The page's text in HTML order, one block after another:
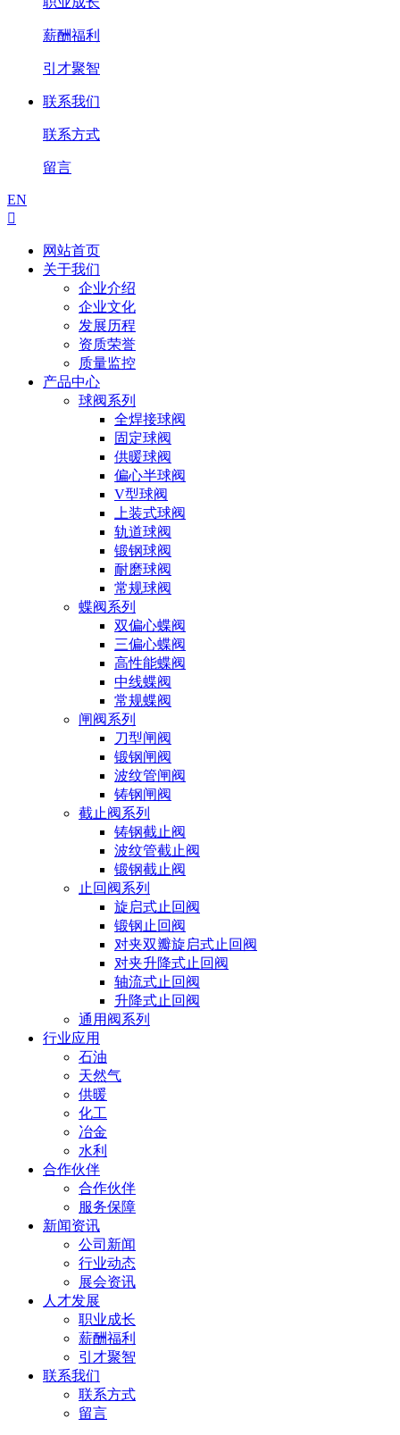
薪酬福利
引才聚智
联系我们
联系方式
留言
EN

网站首页
关于我们
企业介绍
企业文化
发展历程
资质荣誉
质量监控
产品中心
球阀系列
全焊接球阀
固定球阀
供暖球阀
偏心半球阀
V型球阀
上装式球阀
轨道球阀
锻钢球阀
耐磨球阀
常规球阀
蝶阀系列
双偏心蝶阀
三偏心蝶阀
高性能蝶阀
中线蝶阀
常规蝶阀
闸阀系列
刀型闸阀
锻钢闸阀
波纹管闸阀
铸钢闸阀
截止阀系列
铸钢截止阀
波纹管截止阀
锻钢截止阀
止回阀系列
旋启式止回阀
锻钢止回阀
对夹双瓣旋启式止回阀
对夹升降式止回阀
轴流式止回阀
升降式止回阀
通用阀系列
行业应用
石油
天然气
供暖
化工
冶金
水利
合作伙伴
合作伙伴
服务保障
新闻资讯
公司新闻
行业动态
展会资讯
人才发展
职业成长
薪酬福利
引才聚智
联系我们
联系方式
留言